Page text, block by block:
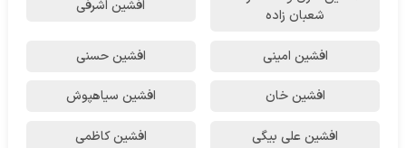
شعبان زاده
افشین اشرفی
افشین امینی افشین حسنی
افشین خان افشین سیاهپوش
افشین علی بیگی افشین کاظمی